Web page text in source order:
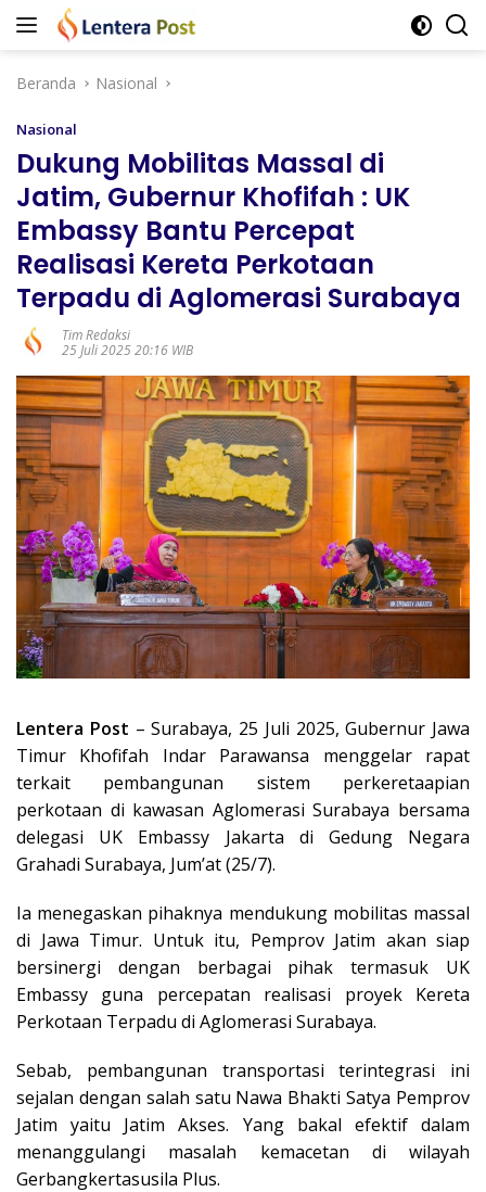
Langsung
Beranda
Nasional
Nasional
Dukung Mobilitas Massal di
Jatim, Gubernur Khofifah : UK
Embassy Bantu Percepat
Realisasi Kereta Perkotaan
Terpadu di Aglomerasi Surabaya
Tim Redaksi
25 Juli 2025 20:16 WIB
Lentera Post – Surabaya, 25 Juli 2025, Gubernur Jawa
Timur Khofifah Indar Parawansa menggelar rapat
terkait pembangunan sistem perkeretaapian
perkotaan di kawasan Aglomerasi Surabaya bersama
delegasi UK Embassy Jakarta di Gedung Negara
Grahadi Surabaya, Jum’at (25/7).
Ia menegaskan pihaknya mendukung mobilitas massal
di Jawa Timur. Untuk itu, Pemprov Jatim akan siap
bersinergi dengan berbagai pihak termasuk UK
Embassy guna percepatan realisasi proyek Kereta
Perkotaan Terpadu di Aglomerasi Surabaya.
Sebab, pembangunan transportasi terintegrasi ini
sejalan dengan salah satu Nawa Bhakti Satya Pemprov
Jatim yaitu Jatim Akses. Yang bakal efektif dalam
menanggulangi masalah kemacetan di wilayah
Gerbangkertasusila Plus.